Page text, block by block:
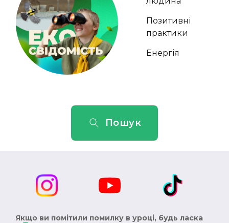
Позитивні
практики
Енергія
Пошук
Якщо ви помітили помилку в уроці, будь ласка